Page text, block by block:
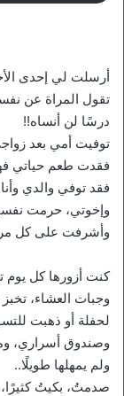
أرسلت لي إحدى
تقول المراة عن
درسًا لن أنساه!!
توفيت أمي بعد
فقدت طعم حياتي
فقد توفي والدي
وإخوتي، حرمت
وأشرفت على كل
كنت أزورها كل يوم
وجبات العشاء،
لحفلة أو ذهبت
وصندوق أسراري،
ولم يمهلها طويلًا..
صدمتُ، بكيتُ